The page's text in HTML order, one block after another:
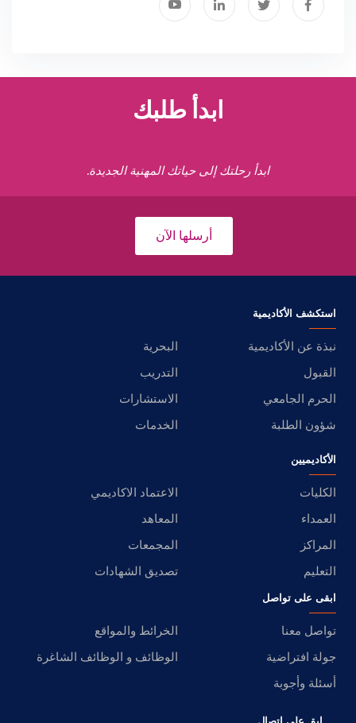
ابدأ طلبك
ابدأ رحلتك إلى حياتك المهنية الجديدة.
أرسلها الآن
استكشف الأكاديمية
نبذة عن الأكاديمية
البحرية
القبول
التدريب
الحرم الجامعي
الاستشارات
شؤون الطلبة
الخدمات
الأكاديميين
الكليات
الاعتماد الاكاديمي
العمداء
المعاهد
المراكز
المجمعات
التعليم
تصديق الشهادات
ابقى على تواصل
تواصل معنا
الخرائط والمواقع
جولة افتراضية
الوظائف و الوظائف الشاغرة
أسئلة وأجوبة